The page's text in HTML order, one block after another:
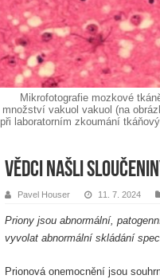
Mikrofotografie mozkové
množství vakuol vakuol (na
při laboratorním zkoumání
Vědci našli
Pavel Houser 11. 7. 2024
Priony jsou abnormální,
vyvolat abnormální skládání
Prionová onemocnění jsou